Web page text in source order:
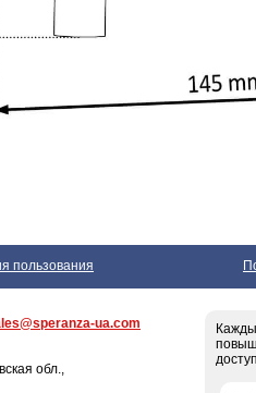
пользования
ua.com
обл.,